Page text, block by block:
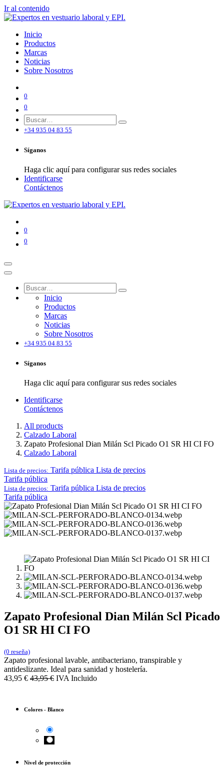
Ir al contenido
Inicio
Productos
Marcas
Noticias
Sobre Nosotros
0
0
+34 935 04 83 55
Síganos
Haga clic aquí para configurar sus redes sociales
Identificarse
Contáctenos
0
0
Inicio
Productos
Marcas
Noticias
Sobre Nosotros
+34 935 04 83 55
Síganos
Haga clic aquí para configurar sus redes sociales
Identificarse
Contáctenos
All products
Calzado Laboral
Zapato Profesional Dian Milán Scl Picado O1 SR HI CI FO
Calzado Laboral
Lista de precios: Tarifa pública Lista de precios
Tarifa pública
Lista de precios: Tarifa pública Lista de precios
Tarifa pública
Zapato Profesional Dian Milán Scl Picado
O1 SR HI CI FO
(0 reseña)
Zapato profesional lavable, antibacteriano, transpirable y
antideslizante. Ideal para sanidad y hostelería.
43,95 € 43,95€ IVA Incluido
Colores - Blanco
Nivel de protección